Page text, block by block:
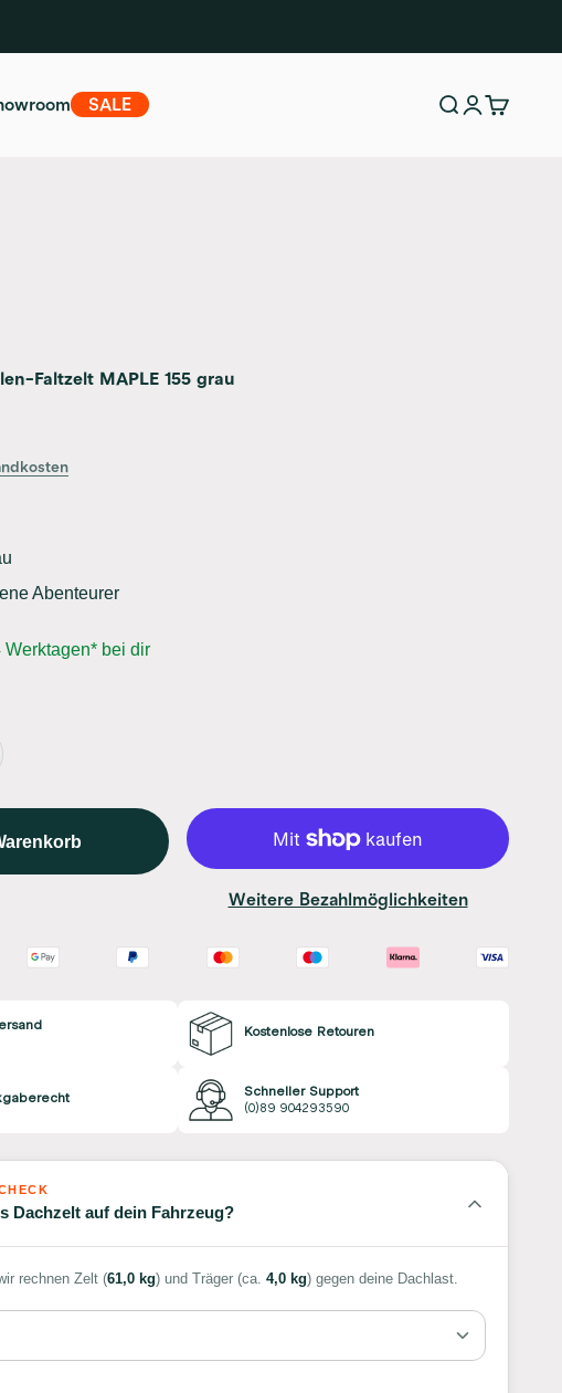
SALE SucheAnmelden
Faltzelt MAPLE 155 grau
Abenteurer
Werktagen* bei dir
Weitere Bezahlmöglichkeiten
Kostenlose Retouren
Schneller Support
(0)89 904293590
Dachzelt auf dein Fahrzeug?
rechnen Zelt (61,0 kg) und Träger (ca. 4,0 kg) gegen deine Dachlast.